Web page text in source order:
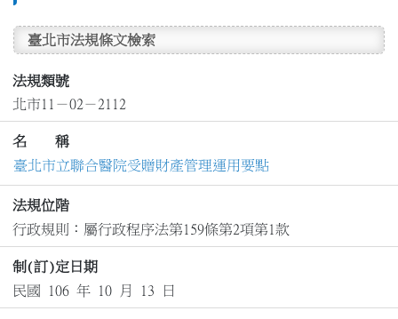
臺北市法規條文檢索
法規類號
北市11－02－2112
名 稱
臺北市立聯合醫院受贈財產管理運用要點
法規位階
行政規則：屬行政程序法第159條第2項第1款
制(訂)定日期
民國 106 年 10 月 13 日